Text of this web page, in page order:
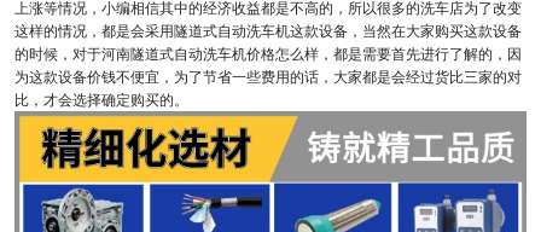
上涨等情况，小编相信其中的经济收益都是不高的，所以很多的洗车店为了改变
这样的情况，都是会采用隧道式自动洗车机这款设备，当然在大家购买这款设备
的时候，对于河南隧道式自动洗车机价格怎么样，都是需要首先进行了解的，因
为这款设备价钱不便宜，为了节省一些费用的话，大家都是会经过货比三家的对
比，才会选择确定购买的。